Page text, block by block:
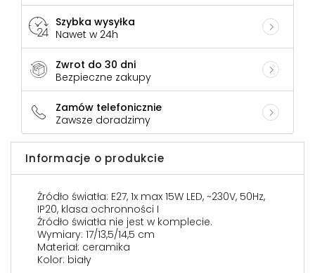
Szybka wysyłka
Nawet w 24h
Zwrot do 30 dni
Bezpieczne zakupy
Zamów telefonicznie
Zawsze doradzimy
Informacje o produkcie
Źródło światła: E27, 1x max 15W LED, ~230V, 50Hz,
IP20, klasa ochronności I
Źródło światła nie jest w komplecie.
Wymiary: 17/13,5/14,5 cm
Materiał: ceramika
Kolor: biały